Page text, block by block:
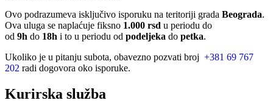
Ovo podrazumeva isključivo isporuku na teritoriji grada Beograda.
Ova uluga se naplaćuje fiksno 1.000 rsd u periodu do
od 9h do 18h i to u periodu od podeljeka do petka.
Ukoliko je u pitanju subota, obavezno pozvati broj +381 69 767
202 radi dogovora oko isporuke.
Kurirska služba